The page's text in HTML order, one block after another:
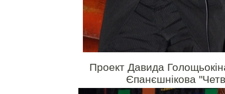
Проект Давида
Єпанєшнікова